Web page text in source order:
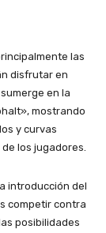
las
disfrutar en
en la
mostrando
y curvas
los jugadores.
introducción del
competir contra
posibilidades